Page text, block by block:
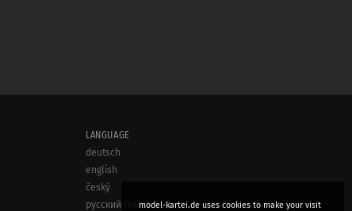
model-kartei.de uses cookies to make your visit
LANGUAGE
deutsch
english
český
русский (beta)